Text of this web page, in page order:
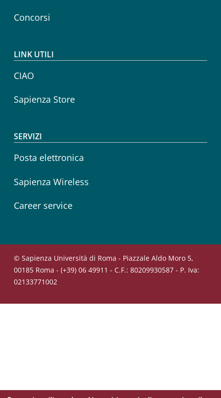
Concorsi
LINK UTILI
CIAO
Sapienza Store
SERVIZI
Posta elettronica
Sapienza Wireless
Career service
© Sapienza Università di Roma - Piazzale Aldo Moro 5,
00185 Roma - (+39) 06 49911 - C.F.: 80209930587 - P. Iva:
02133771002